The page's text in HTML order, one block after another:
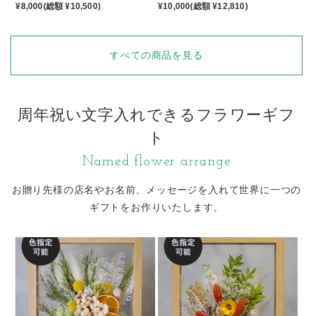
¥8,000(総額 ¥10,500) ¥10,000(総額 ¥12,810)
すべての商品を見る
周年祝い文字入れできるフラワーギフ
ト
Named flower arrange
お贈り先様の店名やお名前、メッセージを入れて世界に一つの
ギフトをお作りいたします。